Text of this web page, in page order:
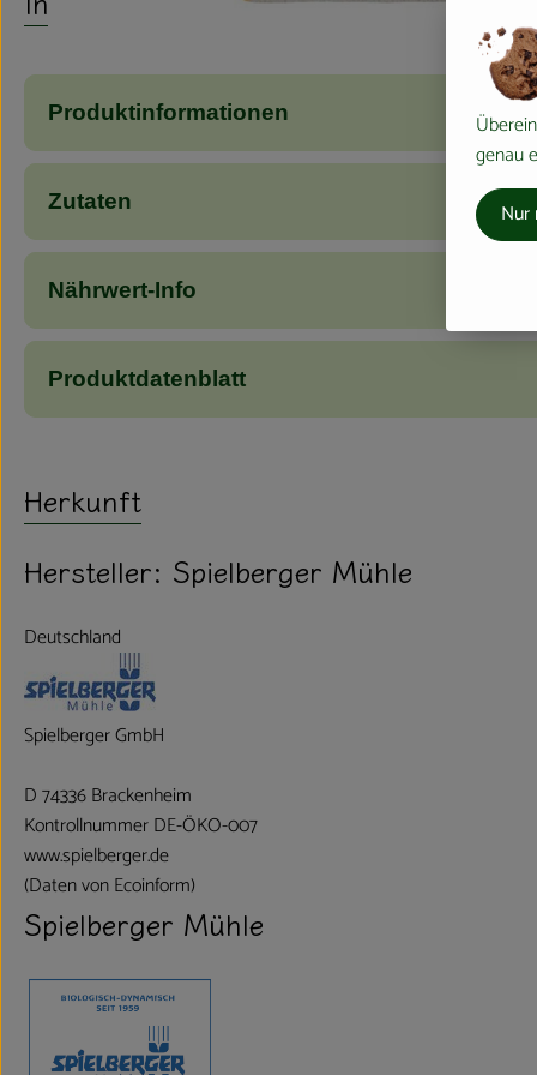
Produktinformationen
Zutaten
Nährwert-Info
Produktdatenblatt
Herkunft
Hersteller: Spielberger Mühle
Deutschland
Spielberger GmbH
D 74336 Brackenheim
Kontrollnummer DE-ÖKO-007
www.spielberger.de
(Daten von Ecoinform)
Spielberger Mühle
genau
Nur